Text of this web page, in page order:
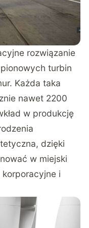
rozwiązanie
turbin
Każda taka
nawet 2200
w produkcję
dzięki
w miejski
i